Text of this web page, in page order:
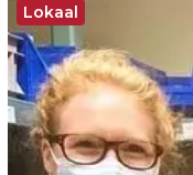
Lokaal